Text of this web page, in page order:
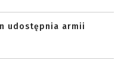
udostępnia armii